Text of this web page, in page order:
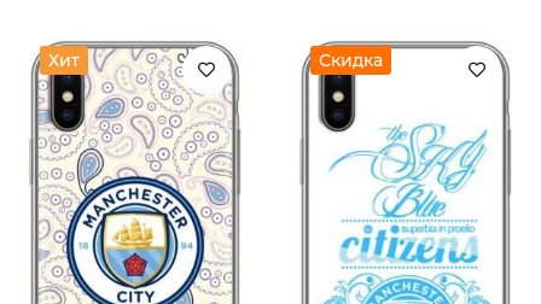
Хит Скидка